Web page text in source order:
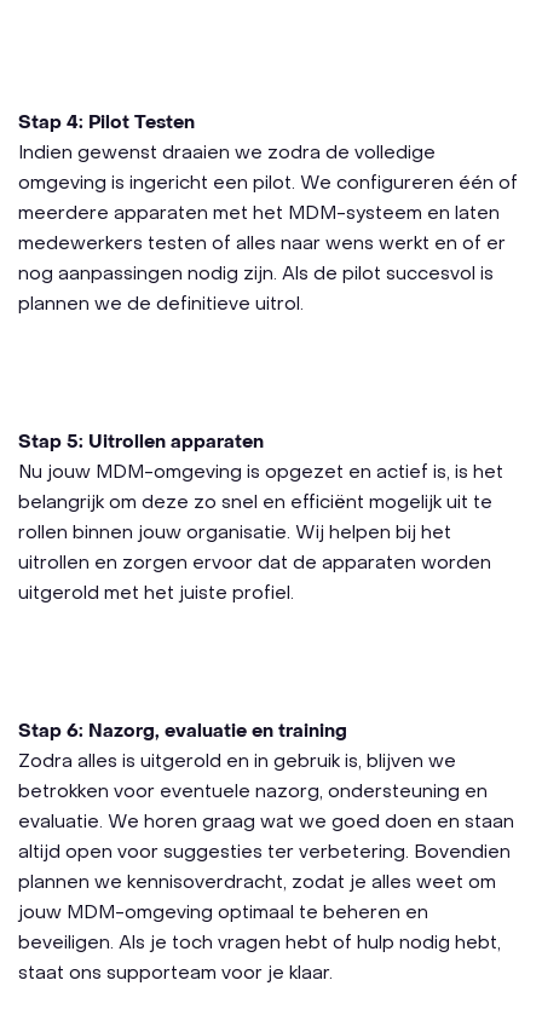
Stap 4: Pilot Testen
Indien gewenst draaien we zodra de volledige
omgeving is ingericht een pilot. We configureren één of
meerdere apparaten met het MDM-systeem en laten
medewerkers testen of alles naar wens werkt en of er
nog aanpassingen nodig zijn. Als de pilot succesvol is
plannen we de definitieve uitrol.
Stap 5: Uitrollen apparaten
Nu jouw MDM-omgeving is opgezet en actief is, is het
belangrijk om deze zo snel en efficiënt mogelijk uit te
rollen binnen jouw organisatie. Wij helpen bij het
uitrollen en zorgen ervoor dat de apparaten worden
uitgerold met het juiste profiel.
Stap 6: Nazorg, evaluatie en training
Zodra alles is uitgerold en in gebruik is, blijven we
betrokken voor eventuele nazorg, ondersteuning en
evaluatie. We horen graag wat we goed doen en staan
altijd open voor suggesties ter verbetering. Bovendien
plannen we kennisoverdracht, zodat je alles weet om
jouw MDM-omgeving optimaal te beheren en
beveiligen. Als je toch vragen hebt of hulp nodig hebt,
staat ons supporteam voor je klaar.